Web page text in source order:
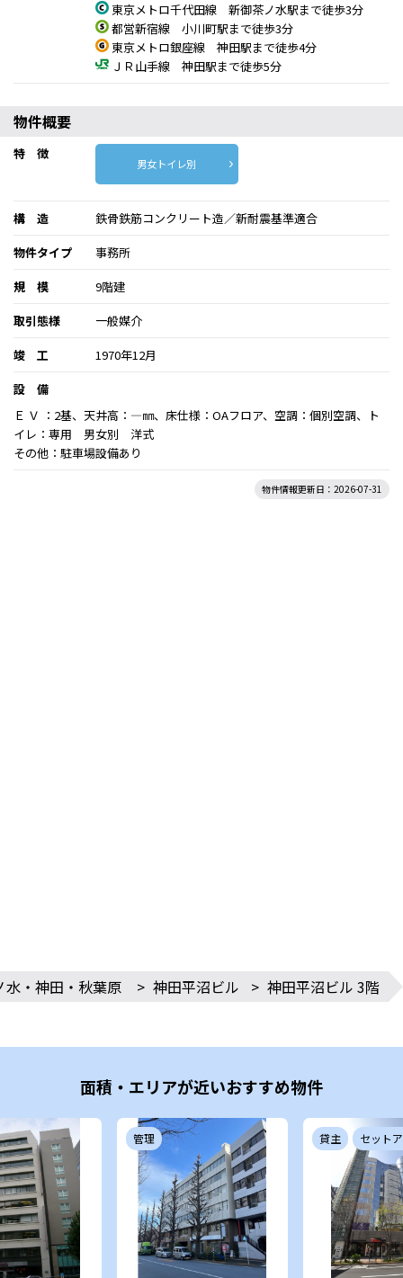
東京メトロ千代田線 新御茶ノ水駅まで徒歩3分
都営新宿線 小川町駅まで徒歩3分
東京メトロ銀座線 神田駅まで徒歩4分
ＪＲ山手線 神田駅まで徒歩5分
物件概要
特 徴
男女トイレ別
構 造
鉄骨鉄筋コンクリート造／新耐震基準適合
物件タイプ
事務所
規 模
9階建
取引態様
一般媒介
竣 工
1970年12月
設 備
Ｅ Ｖ ：2基、天井高：―㎜、床仕様：OAフロア、空調：個別空調、ト
イレ：専用 男女別 洋式
その他：駐車場設備あり
物件情報更新日：2026-07-31
水・神田・秋葉原 > 神田平沼ビル > 神田平沼ビル 3階
面積・エリアが近いおすすめ物件
管理 貸主 セット